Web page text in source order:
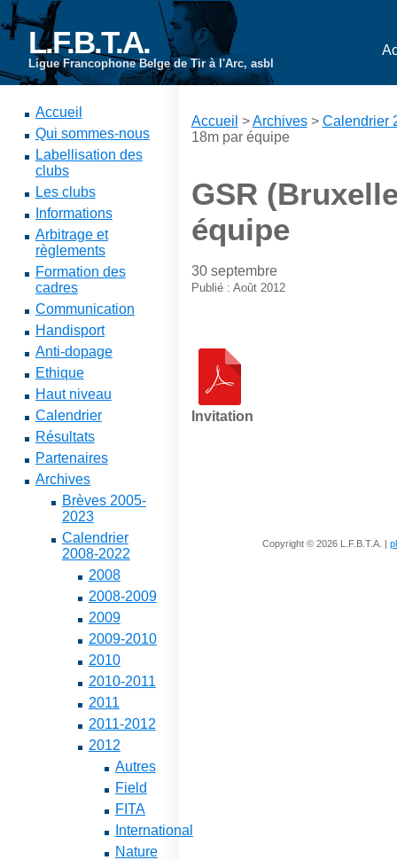
L.F.B.T.A.
Ligue Francophone Belge de Tir à l'Arc, asbl
Accueil
Qui sommes-nous
Labellisation des
clubs
Les clubs
Informations
Arbitrage et
règlements
Formation des
cadres
Communication
Handisport
Anti-dopage
Ethique
Haut niveau
Calendrier
Résultats
Partenaires
Archives
Brèves 2005-
2023
Calendrier
2008-2022
2008
2008-2009
2009
2009-2010
2010
2010-2011
2011
2011-2012
2012
Autres
Field
FITA
International
Nature
Accueil >Archives> Calendrier
18m par équipe
GSR
équipe
30 septembre
Publié : Août 2012
Invitation
Copyright © 2026 L.F.B.T.A. |